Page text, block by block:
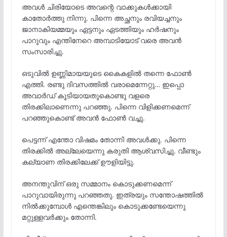
അവൾ ചിരിയോടെ അവന്റെ വാക്കുകൾക്കായി
കാതോർത്തു നിന്നു. പിന്നെ അച്ഛനും രവിയച്ചനും
ജാനാകിയമ്മയും ഏട്ടനും ഏടത്തിയും ഹർഷനും
പാറുവും എന്തിനേറെ അമ്പാടിയോട് വരെ അവൻ
സംസാരിച്ചു.
ഒടുവിൽ ഉണ്ണിമായയുടെ കൈകളിൽ തന്നെ ഫോൺ
എത്തി. രണ്ടു ദിവസത്തിൽ വരാമെന്നേറ്റു… ഇപ്പൊ
അവാർഡ് കൂടിയായതുകൊണ്ടു വളരെ
തിരക്കിലാണെന്നു പറഞ്ഞു. പിന്നെ വിളിക്കണമെന്ന്
പറഞ്ഞുകൊണ്ട് അവൻ ഫോൺ വച്ചു.
പെട്ടന്ന് എന്തോ വിഷമം തോന്നി അവൾക്കു. പിന്നെ
തിരക്കിൽ അല്ലേയെന്നു കരുതി ആശ്വസിച്ചു. വീണ്ടും
കല്യാണ തിരക്കിലേക്ക് ഊളിയിട്ടു.
അനന്തുവിന് ഒരു സമ്മാനം കൊടുക്കണമെന്ന്
പാറുവായിരുന്നു പറഞ്ഞതു. ഇത്രയും സന്തോഷത്തിൽ
നിൽക്കുമ്പോൾ എന്തെങ്കിലും കൊടുക്കണ്ടേയെന്നു
മറ്റുള്ളവർക്കും തോന്നി.